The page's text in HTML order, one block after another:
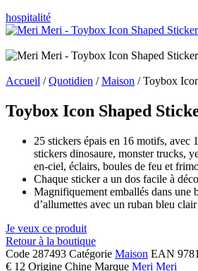
hospitalité
Accueil /Quotidien /Maison / Toybox
Toybox Icon Shaped
25 stickers épais en 16 motifs, avec
stickers dinosaure, monster trucks,
en-ciel, éclairs, boules de feu et
Chaque sticker a un dos facile à
Magnifiquement emballés dans une
d’allumettes avec un ruban bleu
Je veux ce produit
Retour à la boutique
Code 287493 Catégorie Maison EAN
€ 12 Origine Chine Marque Meri Meri